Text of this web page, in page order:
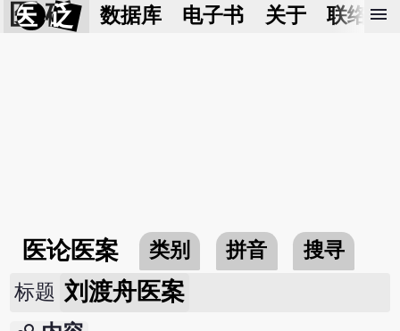
医 砭 数据库 电子书 关于 联络我
menu
医论医案 类别 拼音
搜寻
标题 刘渡舟医案